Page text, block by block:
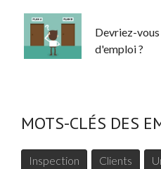
Devriez-
d'emploi ?
MOTS-CLÉS DES
Inspection Clients